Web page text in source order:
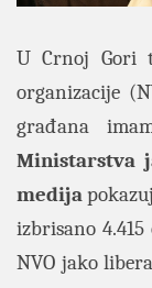
U Crnoj Gori
organizacije
građana
Ministarstva
medija
izbrisano
NVO jako